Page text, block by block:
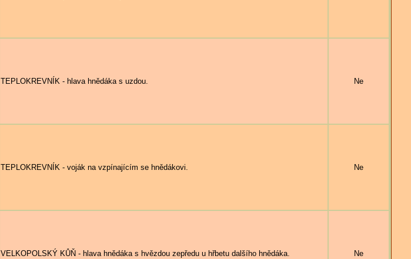
TEPLOKREVNÍK - hlava hnědáka s uzdou. Ne
TEPLOKREVNÍK - voják na vzpínajícím se hnědákovi. Ne
VELKOPOLSKÝ KŮŇ - hlava hnědáka s hvězdou zepředu u hřbetu dalšího hnědáka. Ne